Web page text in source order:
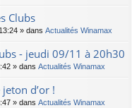
Clubs
» dans Actualités Winamax
- jeudi 09/11 à 20h30
» dans Actualités Winamax
d’or !
» dans Actualités Winamax